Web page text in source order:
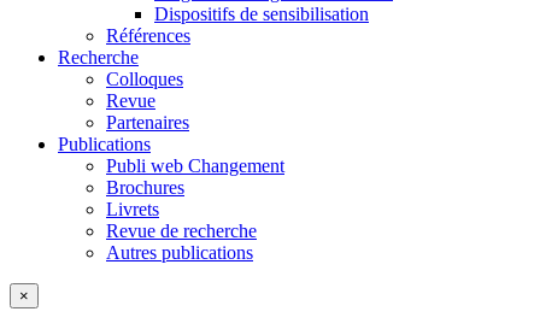
Dispositifs de sensibilisation
Références
Recherche
Colloques
Revue
Partenaires
Publications
Publi web Changement
Brochures
Livrets
Revue de recherche
Autres publications
×